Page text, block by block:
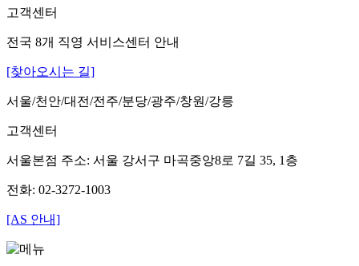
고객센터
전국 8개 직영 서비스센터 안내
[찾아오시는 길]
서울/천안/대전/전주/분당/광주/창원/강릉
고객센터
서울본점 주소: 서울 강서구 마곡중앙8로 7길 35, 1층
전화: 02-3272-1003
[AS 안내]